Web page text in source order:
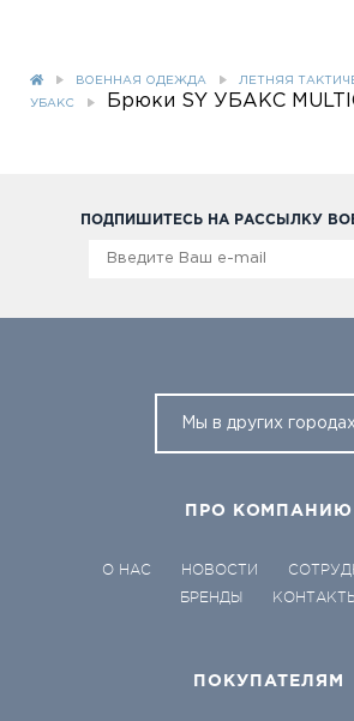
ВОЕННАЯ ОДЕЖДА ЛЕТНЯЯ
УБАКС Брюки SY УБАКС
ПОДПИШИТЕСЬ НА РАССЫЛКУ
Мы в других городах
ПРО КОМПАНИЮ
О НАС НОВОСТИ
БРЕНДЫ
ПОКУПАТЕЛЯМ